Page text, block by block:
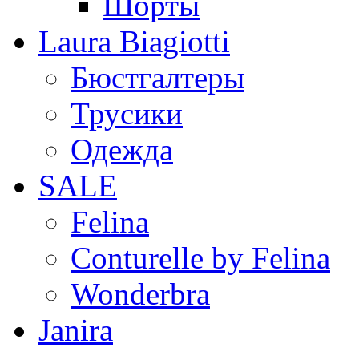
Laura Biagiotti
Бюстгалтеры
Трусики
Одежда
SALE
Felina
Conturelle by Felina
Wonderbra
Janira